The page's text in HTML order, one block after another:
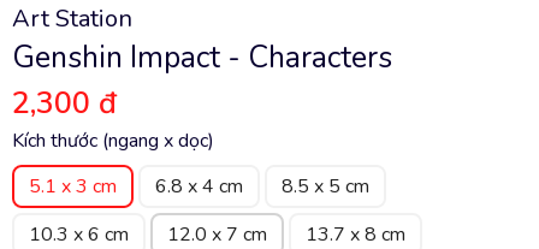
Art Station
Genshin Impact - Characters
2,300 đ
Kích thước (ngang x dọc)
5.1 x 3 cm
6.8 x 4 cm
8.5 x 5 cm
10.3 x 6 cm
12.0 x 7 cm
13.7 x 8 cm